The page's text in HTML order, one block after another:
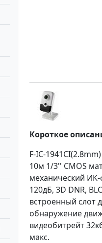
Короткое
F-IC-
10м 1/3'' CMOS
механический ИК-
120дБ, 3D DNR,
встроенный слот
обнаружение
видеобитрейт
макс.